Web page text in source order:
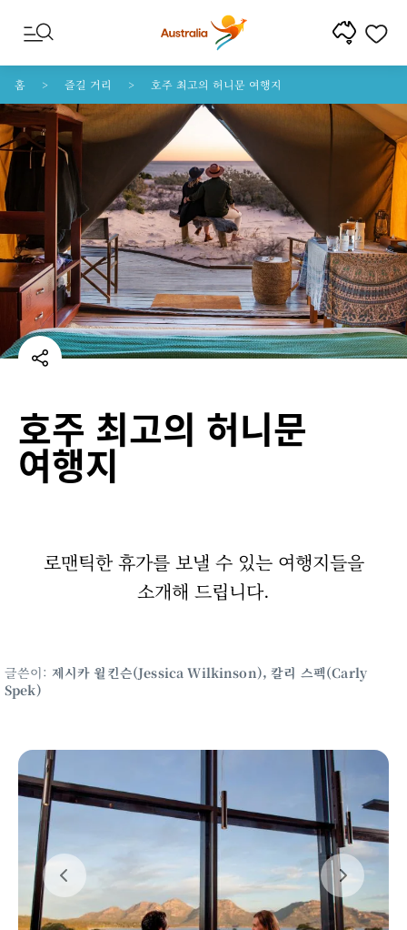
콘텐트로 건너뛰기
꼬리말 내비게이션으로 건너뛰기
홈 즐길 거리 호주 최고의 허니문 여행지
호주 최고의 허니문
여행지
로맨틱한 휴가를 보낼 수 있는 여행지들을
소개해 드립니다.
글쓴이: 제시카 윌킨슨(Jessica Wilkinson), 칼리 스펙(Carly
Spek)